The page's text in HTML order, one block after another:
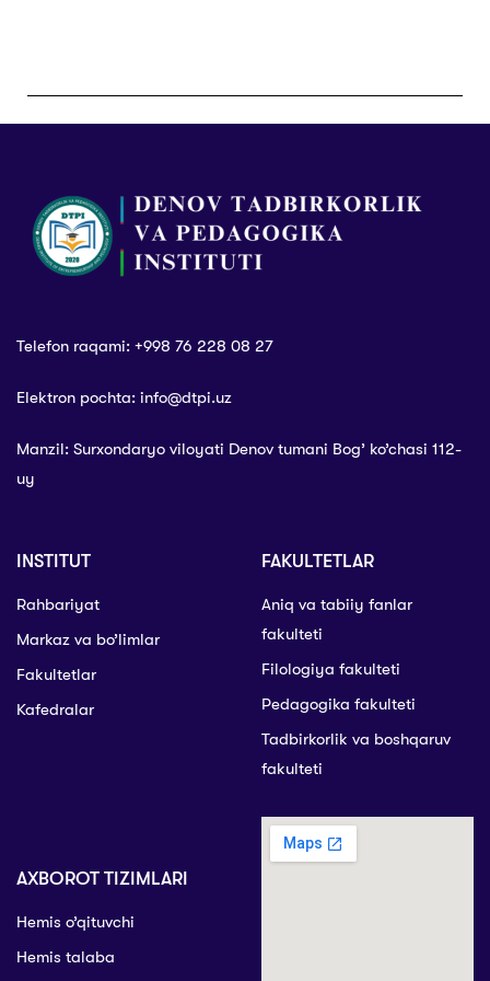
Telefon raqami: +998 76 228 08 27
Elektron pochta: info@dtpi.uz
Manzil: Surxondaryo viloyati Denov tumani Bog’ ko’chasi 112-
uy
INSTITUT
Rahbariyat
Markaz va bo’limlar
Fakultetlar
Kafedralar
FAKULTETLAR
Aniq va tabiiy fanlar
fakulteti
Filologiya fakulteti
Pedagogika fakulteti
Tadbirkorlik va boshqaruv
fakulteti
AXBOROT TIZIMLARI
Hemis o’qituvchi
Hemis talaba